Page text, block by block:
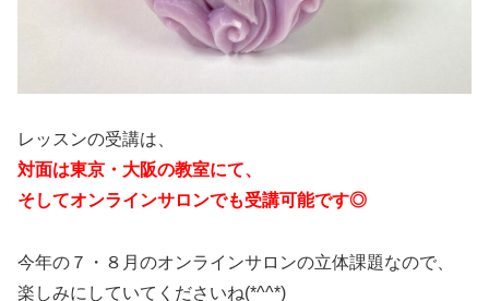
レッスンの受講は、
対面は東京・大阪の教室にて、
そしてオンラインサロンでも受講可能です◎
今年の７・８月のオンラインサロンの立体課題なので、
楽しみにしていてくださいね(*^^*)